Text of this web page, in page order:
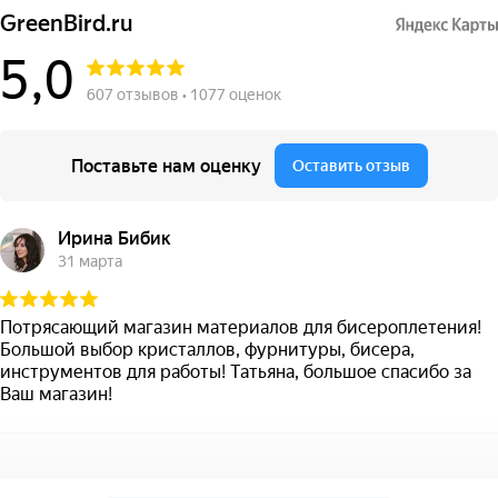
GreenBird.ru
5,0 607 отзывов • 1077 оценок
Поставьте нам оценку Оставить отзыв
Ирина Бибик
31 марта
Потрясающий магазин материалов для бисероплетения!
Большой выбор кристаллов, фурнитуры, бисера,
инструментов для работы! Татьяна, большое спасибо за
Ваш магазин!